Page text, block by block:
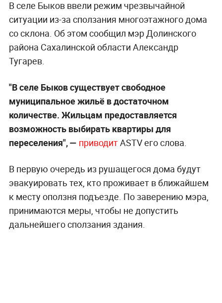
В селе Быков ввели режим чрезвычайной
ситуации из-за сползания многоэтажного дома
со склона. Об этом сообщил мэр Долинского
района Сахалинской области Александр
Тугарев.
"В селе Быков существует свободное
муниципальное жильё в достаточном
количестве. Жильцам предоставляется
возможность выбирать квартиры для
переселения", — приводитASTV его слова.
В первую очередь из рушащегося дома будут
эвакуировать тех, кто проживает в ближайшем
к месту оползня подъезде. По заверению мэра,
принимаются меры, чтобы не допустить
дальнейшего сползания здания.